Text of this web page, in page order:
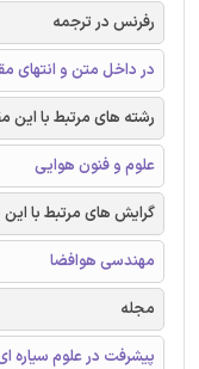
رفرنس در ترجمه
در داخل متن و انتهای
رشته های مرتبط با این
علوم و فنون هوایی
گرایش های مرتبط با این
مهندسی هوافضا
مجله